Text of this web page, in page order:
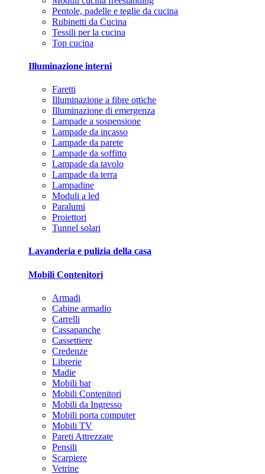
Pentole, padelle e teglie da cucina
Rubinetti da Cucina
Tessili per la cucina
Top cucina
Illuminazione interni
Faretti
Illuminazione a fibre ottiche
Illuminazione di emergenza
Lampade a sospensione
Lampade da incasso
Lampade da parete
Lampade da soffitto
Lampade da tavolo
Lampade da terra
Lampadine
Moduli a led
Paralumi
Proiettori
Tunnel solari
Lavanderia e pulizia della casa
Mobili Contenitori
Armadi
Cabine armadio
Carrelli
Cassapanche
Cassettiere
Credenze
Librerie
Madie
Mobili bar
Mobili Contenitori
Mobili da Ingresso
Mobili porta computer
Mobili TV
Pareti Attrezzate
Pensili
Scarpiere
Vetrine